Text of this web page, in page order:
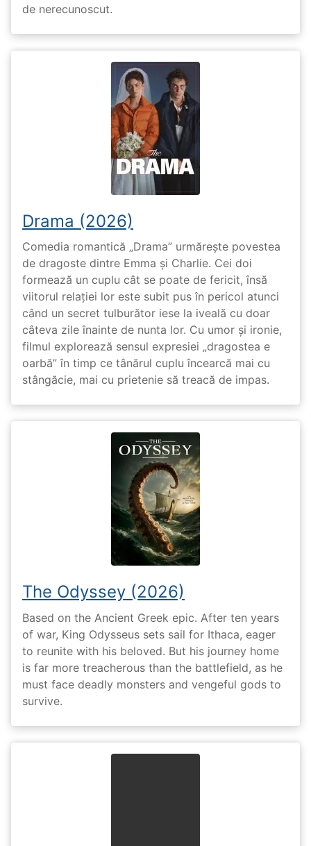
de nerecunoscut.
Drama (2026)
Comedia romantică „Drama” urmărește povestea
de dragoste dintre Emma și Charlie. Cei doi
formează un cuplu cât se poate de fericit, însă
viitorul relației lor este subit pus în pericol atunci
când un secret tulburător iese la iveală cu doar
câteva zile înainte de nunta lor. Cu umor și ironie,
filmul explorează sensul expresiei „dragostea e
oarbă” în timp ce tânărul cuplu încearcă mai cu
stângăcie, mai cu prietenie să treacă de impas.
The Odyssey (2026)
Based on the Ancient Greek epic. After ten years
of war, King Odysseus sets sail for Ithaca, eager
to reunite with his beloved. But his journey home
is far more treacherous than the battlefield, as he
must face deadly monsters and vengeful gods to
survive.